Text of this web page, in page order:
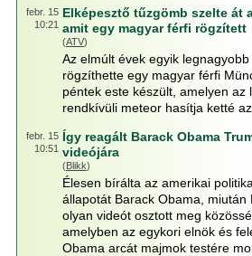
febr. 15
10:21
Elképesztő tűzgömb szelte át
amit egy magyar férfi rögzített
(ATV)
Az elmúlt évek egyik
rögzíthette egy magyar férfi
péntek este készült, amelyen az
rendkívüli meteor hasítja ketté az
febr. 15
10:51
Így reagált Barack Obama
videójára
(Blikk)
Élesen bírálta az amerikai
állapotát Barack Obama, miután
olyan videót osztott meg
amelyben az egykori elnök és
Obama arcát majmok testére